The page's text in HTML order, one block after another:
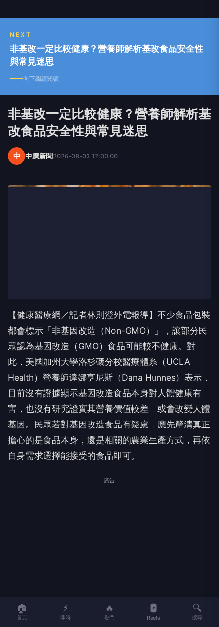
NEXT
非基改一定比較健康？營養師解析基改食品安全性
與常見迷思
向下繼續閱讀
非基改一定比較健康？營養師解析基
改食品安全性與常見迷思
中 中廣新聞2026-08-03 17:00:00
【健康醫療網／記者林則澄外電報導】不少食品包裝
都會標示「非基因改造（Non-GMO）」，讓部分民
眾認為基因改造（GMO）食品可能較不健康。對
此，美國加州大學洛杉磯分校醫療體系（UCLA
Health）營養師達娜亨尼斯（Dana Hunnes）表示，
目前沒有證據顯示基因改造食品本身對人體健康有
害，也沒有研究證實其營養價值較差，或會改變人體
基因。民眾若對基因改造食品有疑慮，應先釐清真正
擔心的是食品本身，還是相關的農業生產方式，再依
自身需求選擇能接受的食品即可。
廣告
🏠
首頁
⚡
即時
🔥
熱門 Reels
🔍
搜尋